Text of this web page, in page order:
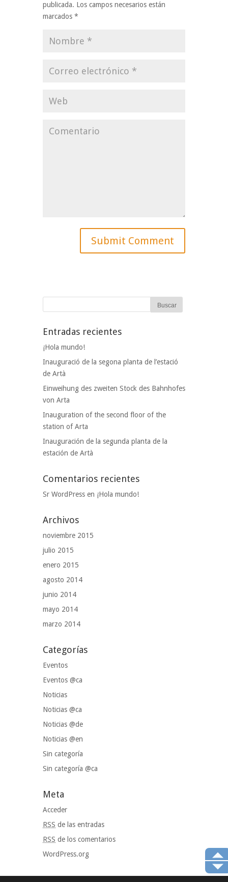
publicada. Los campos necesarios están
marcados *
Entradas recientes
¡Hola mundo!
Inauguració de la segona planta de l’estació
de Artà
Einweihung des zweiten Stock des Bahnhofes
von Arta
Inauguration of the second floor of the
station of Arta
Inauguración de la segunda planta de la
estación de Artà
Comentarios recientes
Sr WordPress en ¡Hola mundo!
Archivos
noviembre 2015
julio 2015
enero 2015
agosto 2014
junio 2014
mayo 2014
marzo 2014
Categorías
Eventos
Eventos @ca
Noticias
Noticias @ca
Noticias @de
Noticias @en
Sin categoría
Sin categoría @ca
Meta
Acceder
RSS de las entradas
RSS de los comentarios
WordPress.org